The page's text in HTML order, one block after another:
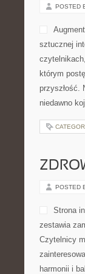
POSTED
sztucznej
którym
przyszłość.
niedawno
POSTED
Strona
zestawia
Czytelnicy
harmonii i